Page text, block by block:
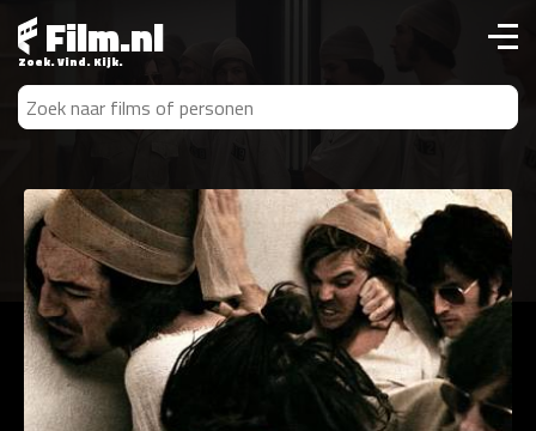
Film.nl
Zoek. Vind. Kijk.